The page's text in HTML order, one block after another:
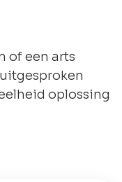
of een arts
oplossing